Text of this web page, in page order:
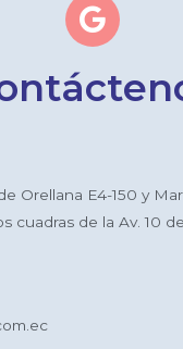
Orellana E4-150 y
cuadras de la Av. 10